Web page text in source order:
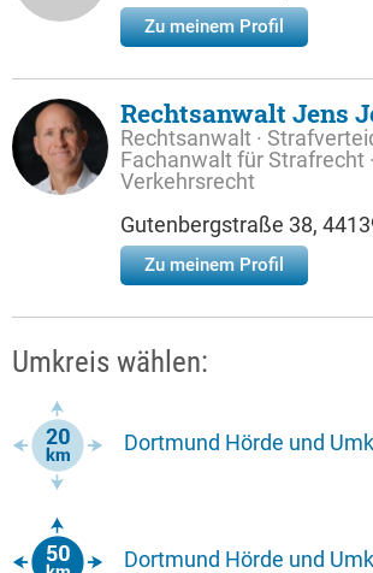
Zu meinem Profil
Rechtsanwalt Jens
Rechtsanwalt ·
Fachanwalt für Strafrecht
Verkehrsrecht
Gutenbergstraße 38,
Zu meinem Profil
Umkreis wählen:
Dortmund Hörde und
Dortmund Hörde und